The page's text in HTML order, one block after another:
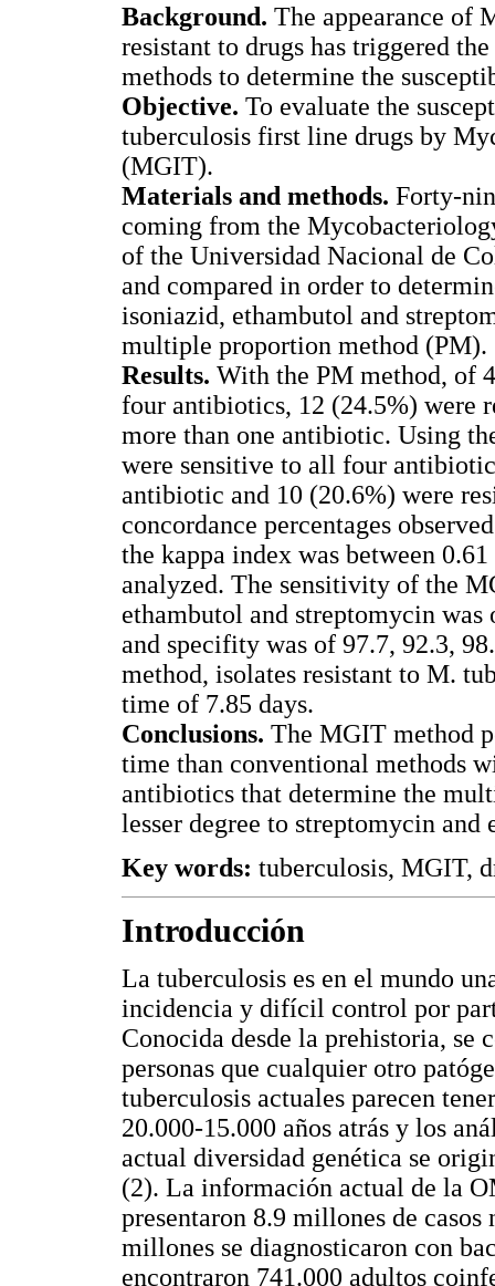
Background. The appearance of
resistant to drugs has triggered
methods to determine the
Objective. To evaluate the
tuberculosis first line drugs by
(MGIT).
Materials and methods. Forty-
coming from the
of the Universidad Nacional de
and compared in order to
isoniazid, ethambutol and
multiple proportion method (PM).
Results. With the PM method, of
four antibiotics, 12 (24.5%) were
more than one antibiotic. Using
were sensitive to all four
antibiotic and 10 (20.6%) were
concordance percentages
the kappa index was between
analyzed. The sensitivity of the
ethambutol and streptomycin
and specifity was of 97.7, 92.3,
method, isolates resistant to M.
time of 7.85 days.
Conclusions. The MGIT method
time than conventional methods
antibiotics that determine the
lesser degree to streptomycin and
Key words: tuberculosis, MGIT,
Introducción
La tuberculosis es en el mundo
incidencia y difícil control por
Conocida desde la prehistoria, se
personas que cualquier otro
tuberculosis actuales parecen
20.000-15.000 años atrás y los
actual diversidad genética se
(2). La información actual de la
presentaron 8.9 millones de
millones se diagnosticaron con
encontraron 741.000 adultos